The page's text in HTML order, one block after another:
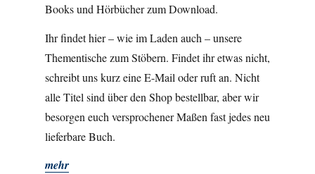
Books und Hörbücher zum Download.
Ihr findet hier – wie im Laden auch – unsere
Thementische zum Stöbern. Findet ihr etwas nicht,
schreibt uns kurz eine E-Mail oder ruft an. Nicht
alle Titel sind über den Shop bestellbar, aber wir
besorgen euch versprochener Maßen fast jedes neu
lieferbare Buch.
mehr